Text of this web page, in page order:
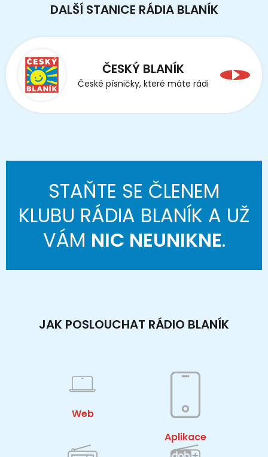
DALŠÍ STANICE RÁDIA BLANÍK
ČESKÝ BLANÍK
České písničky, které máte rádi
STAŇTE SE ČLENEM
KLUBU RÁDIA BLANÍK A UŽ
VÁM NIC NEUNIKNE.
JAK POSLOUCHAT RÁDIO BLANÍK
Web
Aplikace